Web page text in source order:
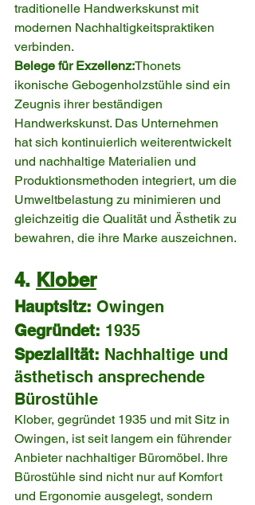
traditionelle Handwerkskunst mit
modernen Nachhaltigkeitspraktiken
verbinden.
Belege für Exzellenz:Thonets
ikonische Gebogenholzstühle sind ein
Zeugnis ihrer beständigen
Handwerkskunst. Das Unternehmen
hat sich kontinuierlich weiterentwickelt
und nachhaltige Materialien und
Produktionsmethoden integriert, um die
Umweltbelastung zu minimieren und
gleichzeitig die Qualität und Ästhetik zu
bewahren, die ihre Marke auszeichnen.
4. Klober
Hauptsitz: Owingen
Gegründet: 1935
Spezialität: Nachhaltige und
ästhetisch ansprechende
Bürostühle
Klober, gegründet 1935 und mit Sitz in
Owingen, ist seit langem ein führender
Anbieter nachhaltiger Büromöbel. Ihre
Bürostühle sind nicht nur auf Komfort
und Ergonomie ausgelegt, sondern